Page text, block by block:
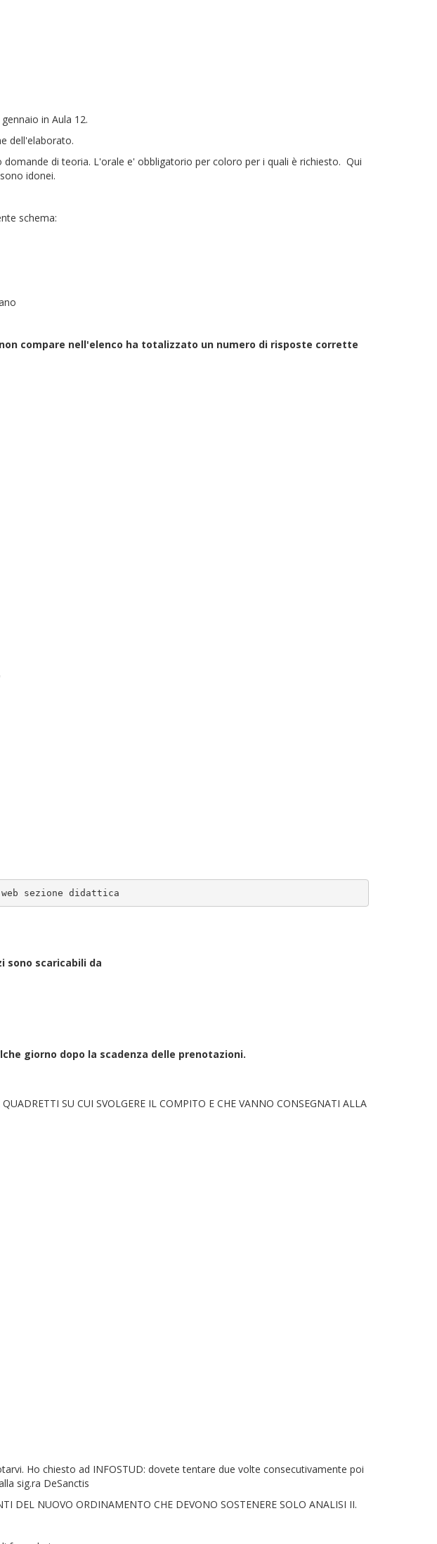
in Aula 12.
dell'elaborato.
di teoria. L'orale e' obbligatorio per coloro per i quali è richiesto. Qui
idonei.
schema:
CHI non compare nell'elenco ha totalizzato un numero di risposte corrette
sezione didattica
sono scaricabili da
giorno dopo la scadenza delle prenotazioni.
SU CUI SVOLGERE IL COMPITO E CHE VANNO CONSEGNATI ALLA
Ho chiesto ad INFOSTUD: dovete tentare due volte consecutivamente poi
sig.ra DeSanctis
DEL NUOVO ORDINAMENTO CHE DEVONO SOSTENERE SOLO ANALISI II.